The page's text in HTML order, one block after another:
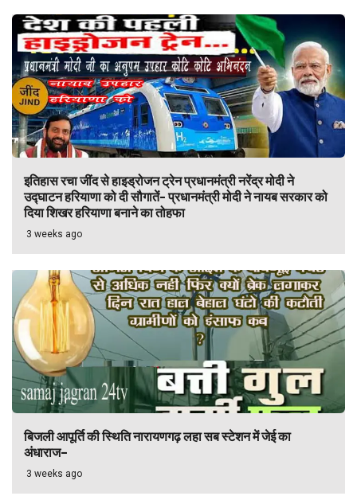
इतिहास रचा जींद से हाइड्रोजन ट्रेन प्रधानमंत्री नरेंद्र मोदी ने
उद्घाटन हरियाणा को दी सौगातें- प्रधानमंत्री मोदी ने नायब सरकार को
दिया शिखर हरियाणा बनाने का तोहफा
3 weeks ago
बिजली आपूर्ति की स्थिति नारायणगढ़ लहा सब स्टेशन में जेई का
अंधाराज–
3 weeks ago